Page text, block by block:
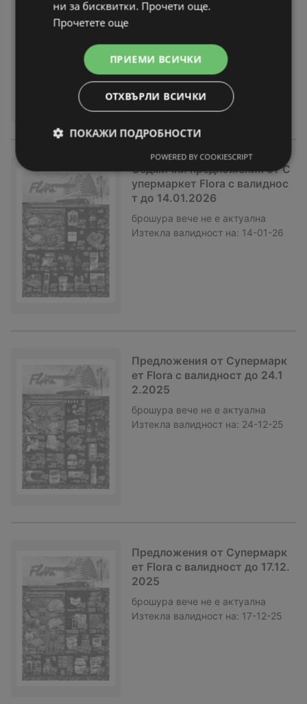
1.2026
Седмични предложения от С
упермаркет Flora с валиднос
т до 14.01.2026
брошура вече не е актуална
Изтекла валидност на: 14-01-26
Предложения от Супермарк
ет Flora с валидност до 24.1
2.2025
брошура вече не е актуална
Изтекла валидност на: 24-12-25
Предложения от Супермарк
ет Flora с валидност до 17.12.
2025
брошура вече не е актуална
Изтекла валидност на: 17-12-25
ни за бисквитки. Прочети още.
Прочетете още
ПРИЕМИ ВСИЧКИ
ОТХВЪРЛИ ВСИЧКИ
ПОКАЖИ ПОДРОБНОСТИ
POWERED BY COOKIESCRIPT